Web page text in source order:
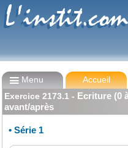
L'instit.com
L'instit.com
Menu Accueil
Exercice 2173.1 - Ecriture (0
avant/après
• Série 1